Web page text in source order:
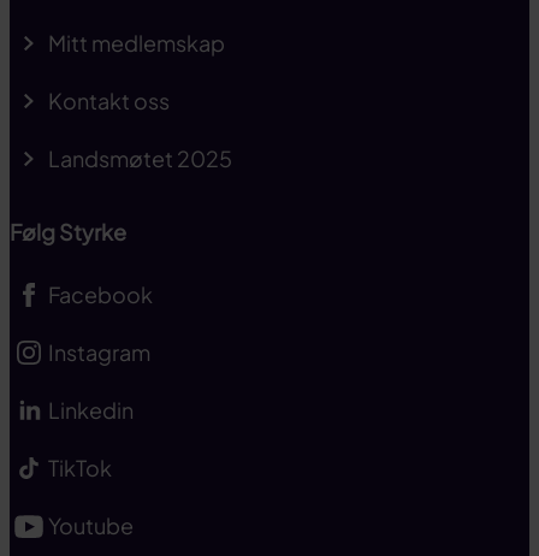
Mitt medlemskap
Kontakt oss
Landsmøtet 2025
Følg Styrke
Facebook
Instagram
Linkedin
TikTok
Youtube